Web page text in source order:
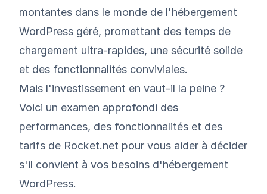
montantes dans le monde de l'hébergement
WordPress géré, promettant des temps de
chargement ultra-rapides, une sécurité solide
et des fonctionnalités conviviales.
Mais l'investissement en vaut-il la peine ?
Voici un examen approfondi des
performances, des fonctionnalités et des
tarifs de Rocket.net pour vous aider à décider
s'il convient à vos besoins d'hébergement
WordPress.